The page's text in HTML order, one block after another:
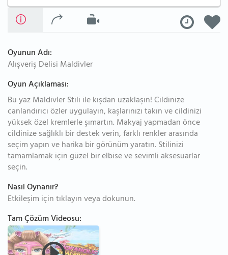
Oyunun Adı:
Alışveriş Delisi Maldivler
Oyun Açıklaması:
Bu yaz Maldivler Stili ile kışdan uzaklaşın! Cildinize
canlandırıcı özler uygulayın, kaşlarınızı takın ve cildinizi
yüksek özel kremlerle şımartın. Makyaj yapmadan önce
cildinize sağlıklı bir destek verin, farklı renkler arasında
seçim yapın ve harika bir görünüm yaratın. Stilinizi
tamamlamak için güzel bir elbise ve sevimli aksesuarlar
seçin.
Nasıl Oynanır?
Etkileşim için tıklayın veya dokunun.
Tam Çözüm Videosu: